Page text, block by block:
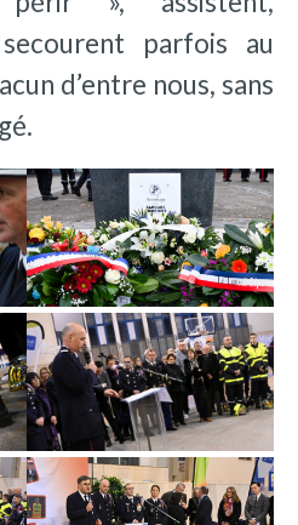
parfois au
d’entre nous, sans